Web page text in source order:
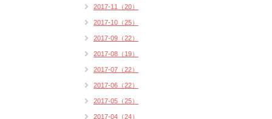
2017-11（20）
2017-10（25）
2017-09（22）
2017-08（19）
2017-07（22）
2017-06（22）
2017-05（25）
2017-04（24）